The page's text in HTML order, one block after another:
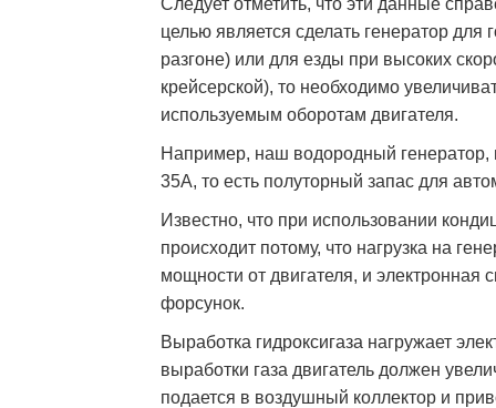
Следует отметить, что эти данные
целью является сделать генератор
разгоне) или для езды при высоких
крейсерской), то необходимо
используемым оборотам двигателя.
Например, наш водородный генератор,
35А, то есть полуторный запас для
Известно, что при использовании
происходит потому, что нагрузка на
мощности от двигателя, и электронная
форсунок.
Выработка гидроксигаза нагружает
выработки газа двигатель должен
подается в воздушный коллектор и